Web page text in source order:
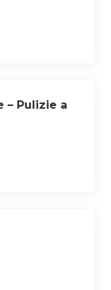
– Pulizie a